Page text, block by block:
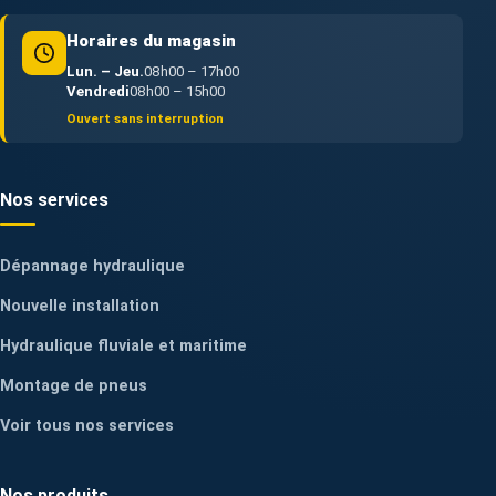
Horaires du magasin
Lun. – Jeu.08h00 – 17h00
Vendredi08h00 – 15h00
Ouvert sans interruption
Nos services
Dépannage hydraulique
Nouvelle installation
Hydraulique fluviale et maritime
Montage de pneus
Voir tous nos services